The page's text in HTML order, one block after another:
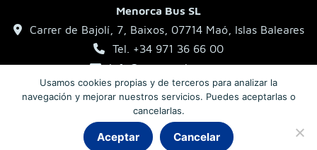
Menorca Bus SL
Carrer de Bajolí, 7, Baixos, 07714 Maó, Islas Baleares
Tel. +34 971 36 66 00
info@menorcabus.com
Aviso legal Política de privacidadCondiciones generales
Usamos cookies propias y de terceros para analizar la
navegación y mejorar nuestros servicios. Puedes aceptarlas o
cancelarlas.
Aceptar Cancelar